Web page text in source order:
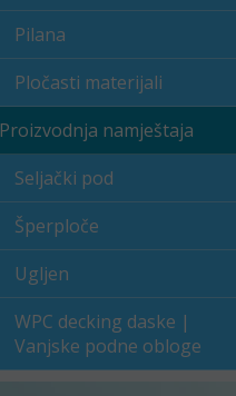
Pilana
Pločasti materijali
Proizvodnja namještaja
Seljački pod
Šperploče
Ugljen
WPC decking daske |
Vanjske podne obloge